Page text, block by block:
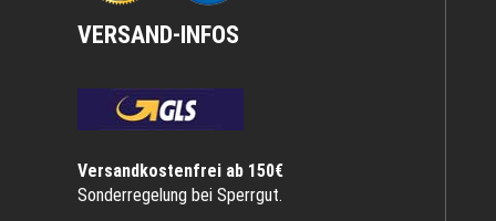
VERSAND-INFOS
Versandkostenfrei ab 150€
Sonderregelung bei Sperrgut.